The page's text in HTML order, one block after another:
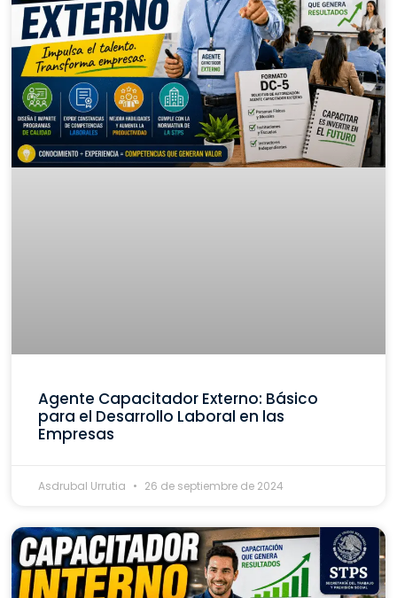
Agente Capacitador Externo: Básico
para el Desarrollo Laboral en las
Empresas
Asdrubal Urrutia 26 de septiembre de 2024